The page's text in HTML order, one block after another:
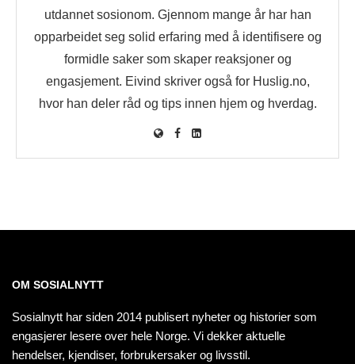
utdannet sosionom. Gjennom mange år har han
opparbeidet seg solid erfaring med å identifisere og
formidle saker som skaper reaksjoner og
engasjement. Eivind skriver også for Huslig.no,
hvor han deler råd og tips innen hjem og hverdag.
OM SOSIALNYTT
Sosialnytt har siden 2014 publisert nyheter og historier som
engasjerer lesere over hele Norge. Vi dekker aktuelle
hendelser, kjendiser, forbrukersaker og livsstil.